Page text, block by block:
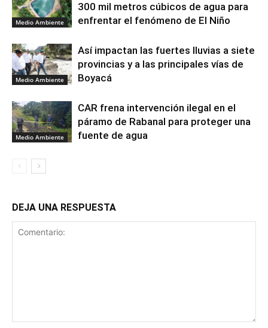
Medio Ambiente
300 mil metros cúbicos de agua para
enfrentar el fenómeno de El Niño
Medio Ambiente
Así impactan las fuertes lluvias a siete
provincias y a las principales vías de
Boyacá
Medio Ambiente
CAR frena intervención ilegal en el
páramo de Rabanal para proteger una
fuente de agua
DEJA UNA RESPUESTA